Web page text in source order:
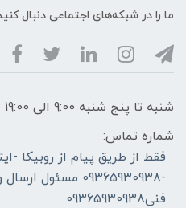
ما را در شبکه‌های اجتماعی دنبال
شنبه تا پنج شنبه 9:00 الی 19:00
شماره تماس:
فقط از طریق پیام از روبیکا -
-09365930938
فنی09365930938